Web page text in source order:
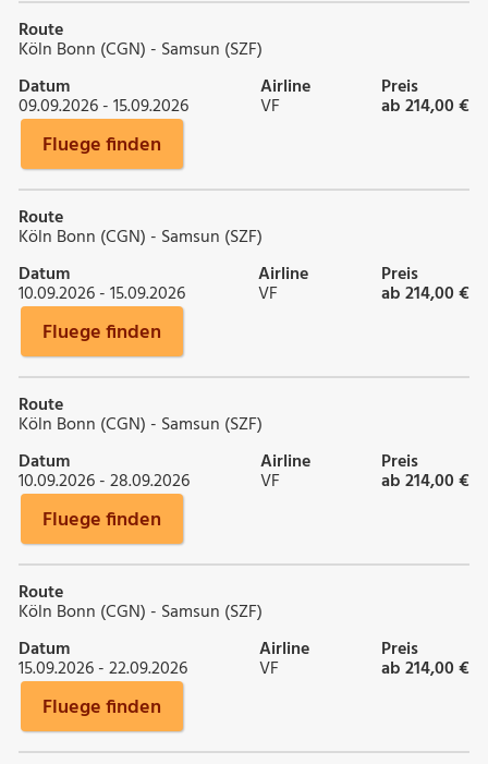
Route
Köln Bonn (CGN) - Samsun (SZF)
Datum
09.09.2026 - 15.09.2026
Airline
VF
Preis
ab 214,00 €
Fluege finden
Route
Köln Bonn (CGN) - Samsun (SZF)
Datum
10.09.2026 - 15.09.2026
Airline
VF
Preis
ab 214,00 €
Fluege finden
Route
Köln Bonn (CGN) - Samsun (SZF)
Datum
10.09.2026 - 28.09.2026
Airline
VF
Preis
ab 214,00 €
Fluege finden
Route
Köln Bonn (CGN) - Samsun (SZF)
Datum
15.09.2026 - 22.09.2026
Airline
VF
Preis
ab 214,00 €
Fluege finden